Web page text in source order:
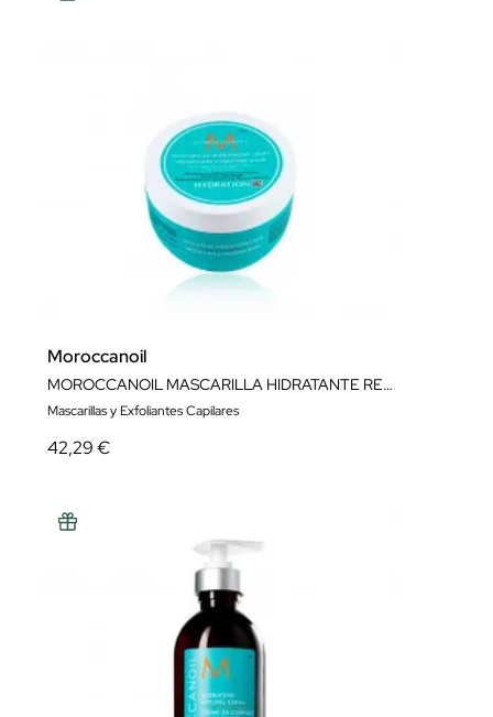
Moroccanoil
MOROCCANOIL MASCARILLA HIDRATANTE REVITALIZANTE 250ML
Mascarillas y Exfoliantes Capilares
42,29 €